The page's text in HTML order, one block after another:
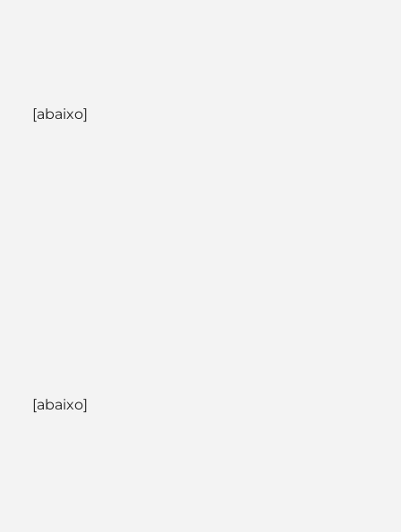
[abaixo]
[abaixo]